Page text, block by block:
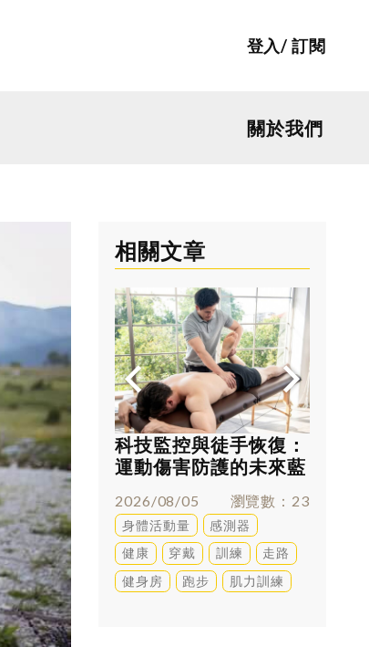
登入 訂閱
關於我們
相關文章
科技監控與徒手恢復：
運動傷害防護的未來藍
2026/08/05 瀏覽數 23
身體活動量
感測器
健康
穿戴 訓練
走路
健身房
跑步 肌力訓練